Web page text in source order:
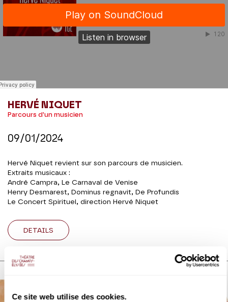
Ce site web utilise des cookies.
HERVÉ NIQUET
Parcours d'un musicien
09/01/2024
Hervé Niquet revient sur son parcours de musicien.
Extraits musicaux :
André Campra, Le Carnaval de Venise
Henry Desmarest, Dominus regnavit, De Profundis
Le Concert Spirituel, direction Hervé Niquet
DETAILS